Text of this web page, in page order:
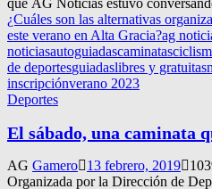
que AG Noticias estuvo
¿Cuáles son las alternativas
este verano en Alta Gracia?ag
noticiasautoguiadascaminatas
de deportesguiadaslibres y gratuitas
inscripciónverano 2023
Deportes
El sábado, una caminata
AG Gamero 13 febrero, 2019
Organizada por la Dirección de